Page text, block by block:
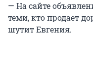
— На сайте
теми, кто продает
шутит Евгения.